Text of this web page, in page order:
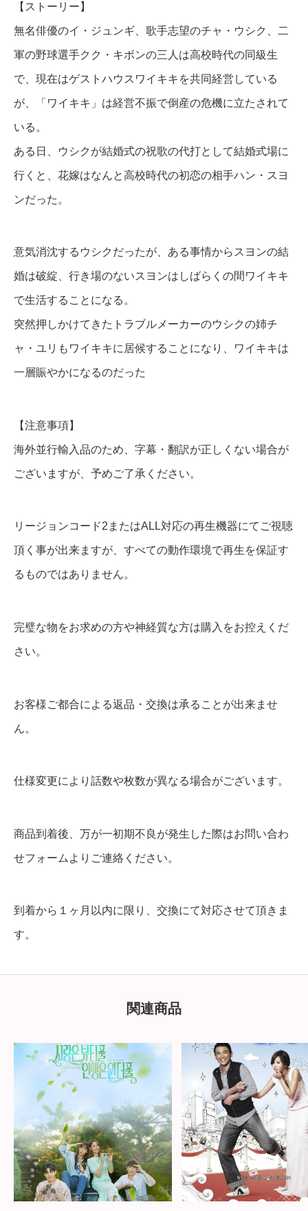
r
a
y
個
【ストーリー】
無名俳優のイ・ジュンギ、歌手志望のチャ・ウシク、二
軍の野球選手クク・キボンの三人は高校時代の同級生
で、現在はゲストハウスワイキキを共同経営している
が、「ワイキキ」は経営不振で倒産の危機に立たされて
いる。
ある日、ウシクが結婚式の祝歌の代打として結婚式場に
行くと、花嫁はなんと高校時代の初恋の相手ハン・スヨ
ンだった。
意気消沈するウシクだったが、ある事情からスヨンの結
婚は破綻、行き場のないスヨンはしばらくの間ワイキキ
で生活することになる。
突然押しかけてきたトラブルメーカーのウシクの姉チ
ャ・ユリもワイキキに居候することになり、ワイキキは
一層賑やかになるのだった
【注意事項】
海外並行輸入品のため、字幕・翻訳が正しくない場合が
ございますが、予めご了承ください。
リージョンコード2またはALL対応の再生機器にてご視聴
頂く事が出来ますが、すべての動作環境で再生を保証す
るものではありません。
完璧な物をお求めの方や神経質な方は購入をお控えくだ
さい。
お客様ご都合による返品・交換は承ることが出来ませ
ん。
仕様変更により話数や枚数が異なる場合がございます。
商品到着後、万が一初期不良が発生した際はお問い合わ
せフォームよりご連絡ください。
到着から１ヶ月以内に限り、交換にて対応させて頂きま
す。
関連商品